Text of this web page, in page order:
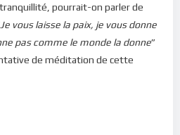
pourrait-on parler de
Je vous laisse la paix, je vous donne
pas comme le monde la donne”
de méditation de cette
le monde donne…